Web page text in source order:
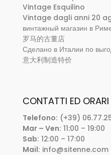
Vintage Esquilino
Vintage dagli anni 20
винтажный магазин в
罗马的古董店
Сделано в Италии по
意大利制造特价
CONTATTI ED
Telefono: (+39)
Mar – Ven: 11:00 – 19:00
Sab: 12:00 – 17:00
Mail: info@sitenne.com